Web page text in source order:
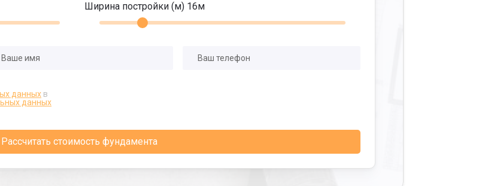
Ширина постройки (м) 16м
данных в
данных
Рассчитать стоимость фундамента